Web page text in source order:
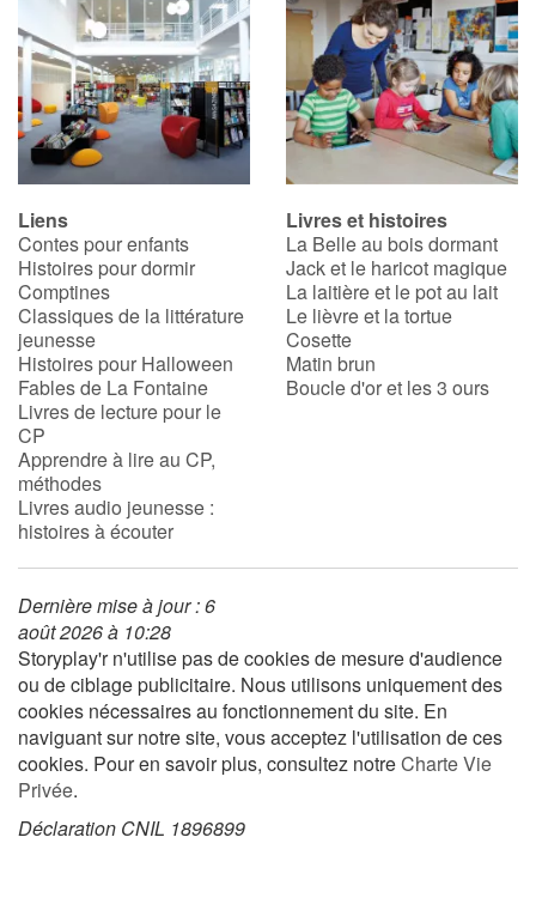
Aide
Accueil
Famille
Écoles
Médiathèques
Vidéos & Tutoriaux
Blog
Actualités
Rencontres et témoignages
Contes d'ici et d'ailleurs
Autour de la lecture
Apprendre à lire
Livre audio
Liens
Contes pour enfants
Histoires pour dormir
Comptines
Classiques de la littérature
jeunesse
Histoires pour Halloween
Fables de La Fontaine
Livres de lecture pour le
CP
Apprendre à lire au CP,
méthodes
Livres audio jeunesse :
histoires à écouter
Livres et histoires
La Belle au bois dormant
Jack et le haricot magique
La laitière et le pot au lait
Le lièvre et la tortue
Cosette
Matin brun
Boucle d'or et les 3 ours
Dernière mise à jour : 6
août 2026 à 10:28
Storyplay'r n'utilise pas de cookies de mesure d'audience
ou de ciblage publicitaire. Nous utilisons uniquement des
cookies nécessaires au fonctionnement du site. En
naviguant sur notre site, vous acceptez l'utilisation de ces
cookies. Pour en savoir plus, consultez notreCharte Vie
Privée.
Déclaration CNIL 1896899